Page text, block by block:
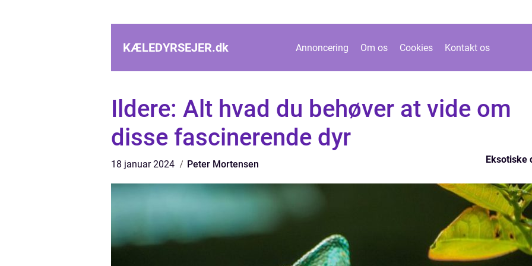
KÆLEDYRSEJER.dk Annoncering Om os Cookies Kontakt os
Ildere: Alt hvad du behøver at vide om
disse fascinerende dyr
18 januar 2024 Peter Mortensen Eksotiske